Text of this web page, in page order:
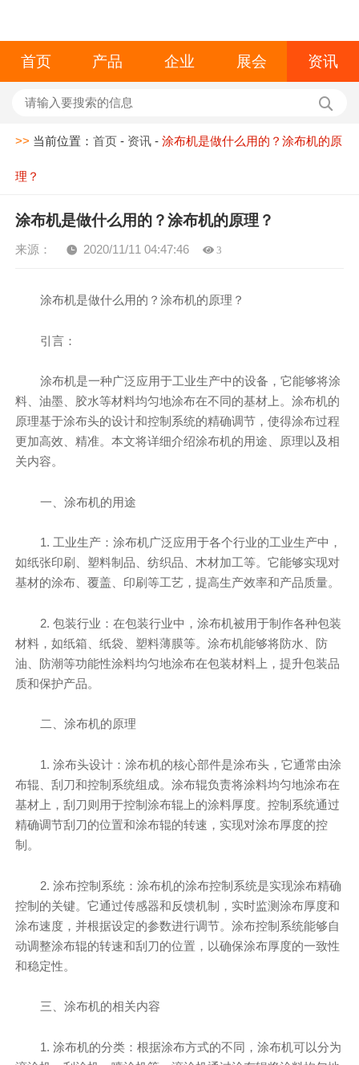
首页 产品 企业 展会 资讯
>> 当前位置：首页 - 资讯 -涂布机是做什么用的？涂布机的原
理？
涂布机是做什么用的？涂布机的原理？
来源： 2020/11/11 04:47:46 3
涂布机是做什么用的？涂布机的原理？
引言：
涂布机是一种广泛应用于工业生产中的设备，它能够将涂
料、油墨、胶水等材料均匀地涂布在不同的基材上。涂布机的
原理基于涂布头的设计和控制系统的精确调节，使得涂布过程
更加高效、精准。本文将详细介绍涂布机的用途、原理以及相
关内容。
一、涂布机的用途
1. 工业生产：涂布机广泛应用于各个行业的工业生产中，
如纸张印刷、塑料制品、纺织品、木材加工等。它能够实现对
基材的涂布、覆盖、印刷等工艺，提高生产效率和产品质量。
2. 包装行业：在包装行业中，涂布机被用于制作各种包装
材料，如纸箱、纸袋、塑料薄膜等。涂布机能够将防水、防
油、防潮等功能性涂料均匀地涂布在包装材料上，提升包装品
质和保护产品。
二、涂布机的原理
1. 涂布头设计：涂布机的核心部件是涂布头，它通常由涂
布辊、刮刀和控制系统组成。涂布辊负责将涂料均匀地涂布在
基材上，刮刀则用于控制涂布辊上的涂料厚度。控制系统通过
精确调节刮刀的位置和涂布辊的转速，实现对涂布厚度的控
制。
2. 涂布控制系统：涂布机的涂布控制系统是实现涂布精确
控制的关键。它通过传感器和反馈机制，实时监测涂布厚度和
涂布速度，并根据设定的参数进行调节。涂布控制系统能够自
动调整涂布辊的转速和刮刀的位置，以确保涂布厚度的一致性
和稳定性。
三、涂布机的相关内容
1. 涂布机的分类：根据涂布方式的不同，涂布机可以分为